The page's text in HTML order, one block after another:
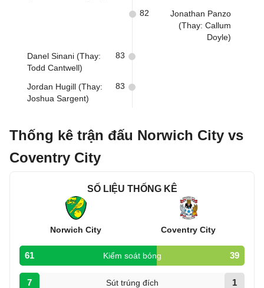
Jonathan Panzo
(Thay: Callum
Doyle)
82
Danel Sinani (Thay:
Todd Cantwell)
83
Jordan Hugill (Thay:
Joshua Sargent)
83
Thống kê trận đấu Norwich City vs
Coventry City
SỐ LIỆU THỐNG KÊ
Norwich City Coventry City
61 Kiểm soát bóng 39
7 Sút trúng đích 1